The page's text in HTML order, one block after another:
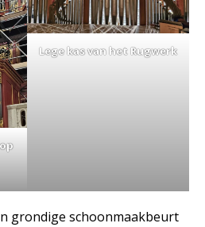
Lege kas van het Rugwerk
grondige schoonmaakbeurt